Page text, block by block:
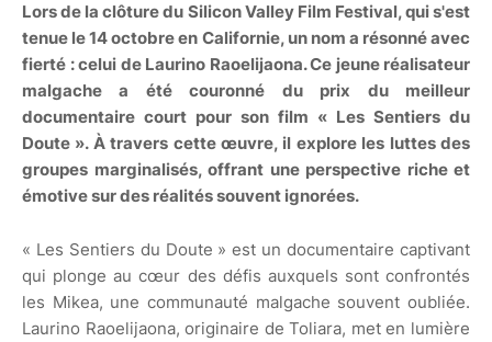
Lors de la clôture du Silicon Valley Film Festival, qui s'est
tenue le 14 octobre en Californie, un nom a résonné avec
fierté : celui de Laurino Raoelijaona. Ce jeune réalisateur
malgache a été couronné du prix du meilleur
documentaire court pour son film « Les Sentiers du
Doute ». À travers cette œuvre, il explore les luttes des
groupes marginalisés, offrant une perspective riche et
émotive sur des réalités souvent ignorées.
« Les Sentiers du Doute » est un documentaire captivant
qui plonge au cœur des défis auxquels sont confrontés
les Mikea, une communauté malgache souvent oubliée.
Laurino Raoelijaona, originaire de Toliara, met en lumière